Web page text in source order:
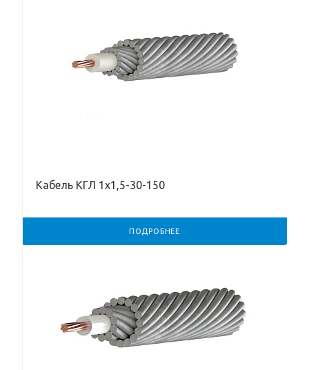
Кабель КГЛ 1х1,5-30-150
ПОДРОБНЕЕ